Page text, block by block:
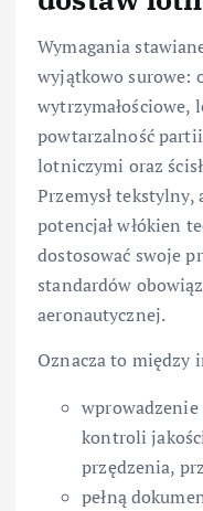
Wymagania
wyjątkowo surowe:
wytrzymałościowe,
powtarzalność
lotniczymi oraz
Przemysł tekstylny,
potencjał włókien
dostosować swoje
standardów
aeronautycznej.
Oznacza to między
wprowadzenie
kontroli
przędzenia,
pełną